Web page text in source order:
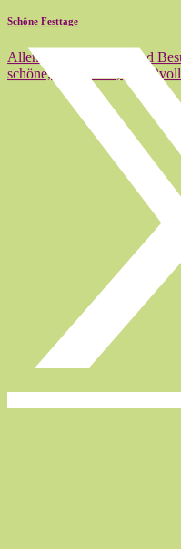
Schöne Festtage
Allen Besucherinnen und
schöne, geruhsame,